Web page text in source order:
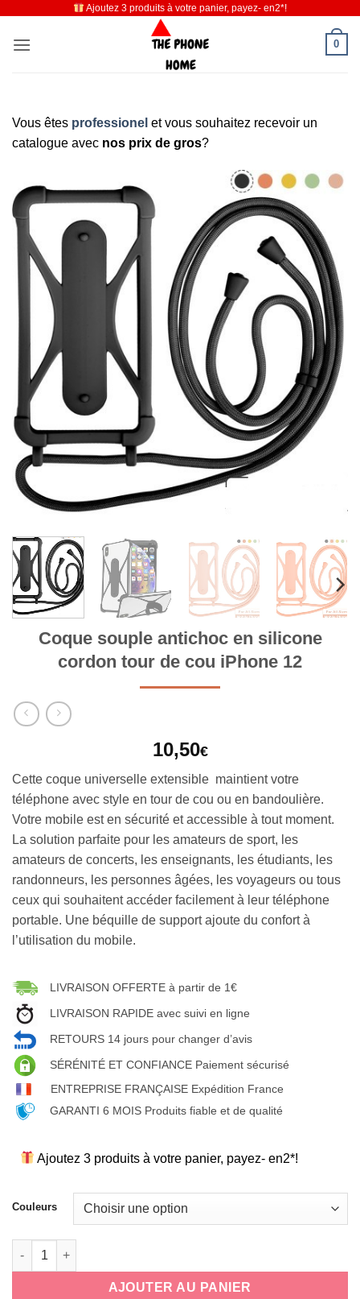
contenu
Ajoutez 3 produits à votre panier, payez- en2*!
0
Vous êtes professionel et vous souhaitez recevoir un
catalogue avec nos prix de gros?
Coque souple antichoc en silicone
cordon tour de cou iPhone 12
10,50€
Cette coque universelle extensible maintient votre
téléphone avec style en tour de cou ou en bandoulière.
Votre mobile est en sécurité et accessible à tout moment.
La solution parfaite pour les amateurs de sport, les
amateurs de concerts, les enseignants, les étudiants, les
randonneurs, les personnes âgées, les voyageurs ou tous
ceux qui souhaitent accéder facilement à leur téléphone
portable. Une béquille de support ajoute du confort à
l’utilisation du mobile.
LIVRAISON OFFERTE à partir de 1€
LIVRAISON RAPIDE avec suivi en ligne
RETOURS 14 jours pour changer d’avis
SÉRÉNITÉ ET CONFIANCE Paiement sécurisé
ENTREPRISE FRANÇAISE Expédition France
GARANTI 6 MOIS Produits fiable et de qualité
Ajoutez 3 produits à votre panier, payez- en2*!
Couleurs
quantité de Coque souple antichoc en silicone cordon tour de
AJOUTER AU PANIER